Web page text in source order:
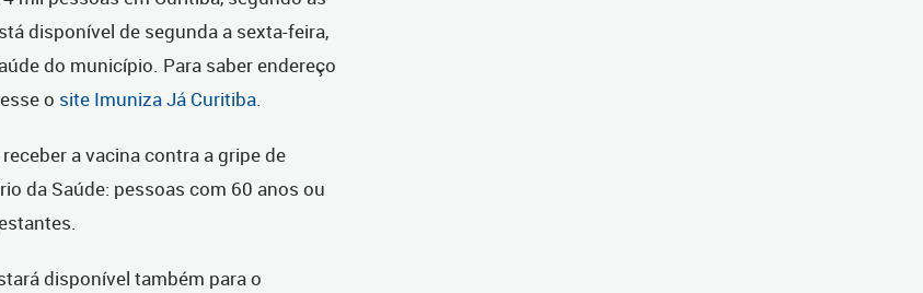
disponível de segunda a sexta-feira,
do município. Para saber endereço
o site Imuniza Já Curitiba.
a vacina contra a gripe de
da Saúde: pessoas com 60 anos ou
disponível também para o